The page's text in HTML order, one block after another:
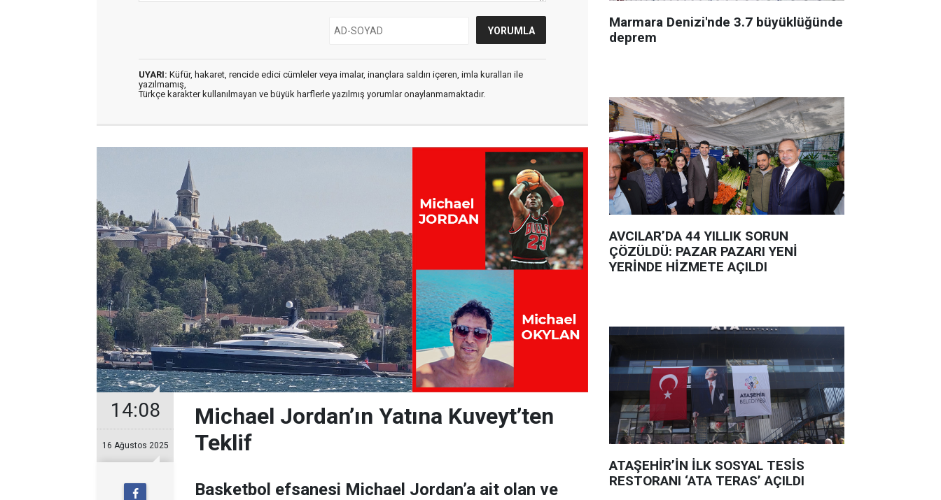
UYARI: Küfür, hakaret, rencide edici cümleler veya imalar, inançlara saldırı içeren, imla kuralları ile
yazılmamış,
Türkçe karakter kullanılmayan ve büyük harflerle yazılmış yorumlar onaylanmamaktadır.
14:08
16 Ağustos 2025
Michael Jordan’ın Yatına Kuveyt’ten
Teklif
Basketbol efsanesi Michael Jordan’a ait olan ve
Marmara Denizi'nde 3.7 büyüklüğünde
deprem
AVCILAR’DA 44 YILLIK SORUN
ÇÖZÜLDÜ: PAZAR PAZARI YENİ
YERİNDE HİZMETE AÇILDI
ATAŞEHİR’İN İLK SOSYAL TESİS
RESTORANI ‘ATA TERAS’ AÇILDI